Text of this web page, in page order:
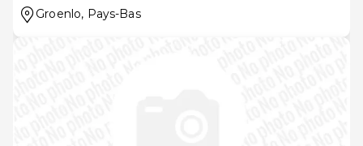
Groenlo, Pays-Bas